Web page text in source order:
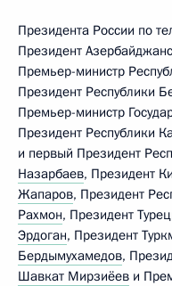
Президента России по
Президент
Премьер-министр
Президент Республики
Премьер-министр
Президент Республики
и первый Президент
Назарбаев, Президент
Жапаров, Президент
Рахмон, Президент
Эрдоган, Президент
Бердымухамедов,
Шавкат Мирзиёев и